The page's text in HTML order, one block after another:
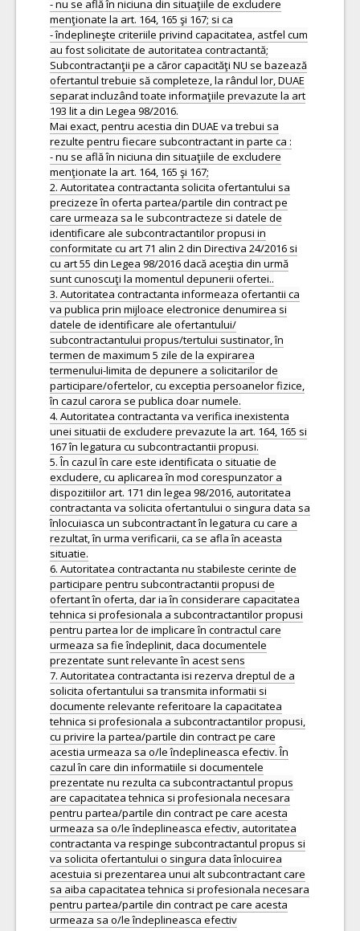
- nu se află în niciuna din situaţiile de excludere
menţionate la art. 164, 165 şi 167; si ca
- îndeplineşte criteriile privind capacitatea, astfel cum
au fost solicitate de autoritatea contractantă;
Subcontractanţii pe a căror capacităţi NU se bazează
ofertantul trebuie să completeze, la rândul lor, DUAE
separat incluzând toate informaţiile prevazute la art
193 lit a din Legea 98/2016.
Mai exact, pentru acestia din DUAE va trebui sa
rezulte pentru fiecare subcontractant in parte ca :
- nu se află în niciuna din situaţiile de excludere
menţionate la art. 164, 165 şi 167;
2. Autoritatea contractanta solicita ofertantului sa
precizeze în oferta partea/partile din contract pe
care urmeaza sa le subcontracteze si datele de
identificare ale subcontractantilor propusi in
conformitate cu art 71 alin 2 din Directiva 24/2016 si
cu art 55 din Legea 98/2016 dacă aceştia din urmă
sunt cunoscuţi la momentul depunerii ofertei..
3. Autoritatea contractanta informeaza ofertantii ca
va publica prin mijloace electronice denumirea si
datele de identificare ale ofertantului/
subcontractantului propus/tertului sustinator, în
termen de maximum 5 zile de la expirarea
termenului-limita de depunere a solicitarilor de
participare/ofertelor, cu exceptia persoanelor fizice,
în cazul carora se publica doar numele.
4. Autoritatea contractanta va verifica inexistenta
unei situatii de excludere prevazute la art. 164, 165 si
167 în legatura cu subcontractantii propusi.
5. În cazul în care este identificata o situatie de
excludere, cu aplicarea în mod corespunzator a
dispozitiilor art. 171 din legea 98/2016, autoritatea
contractanta va solicita ofertantului o singura data sa
înlocuiasca un subcontractant în legatura cu care a
rezultat, în urma verificarii, ca se afla în aceasta
situatie.
6. Autoritatea contractanta nu stabileste cerinte de
participare pentru subcontractantii propusi de
ofertant în oferta, dar ia în considerare capacitatea
tehnica si profesionala a subcontractantilor propusi
pentru partea lor de implicare în contractul care
urmeaza sa fie îndeplinit, daca documentele
prezentate sunt relevante în acest sens
7. Autoritatea contractanta isi rezerva dreptul de a
solicita ofertantului sa transmita informatii si
documente relevante referitoare la capacitatea
tehnica si profesionala a subcontractantilor propusi,
cu privire la partea/partile din contract pe care
acestia urmeaza sa o/le îndeplineasca efectiv. În
cazul în care din informatiile si documentele
prezentate nu rezulta ca subcontractantul propus
are capacitatea tehnica si profesionala necesara
pentru partea/partile din contract pe care acesta
urmeaza sa o/le îndeplineasca efectiv, autoritatea
contractanta va respinge subcontractantul propus si
va solicita ofertantului o singura data înlocuirea
acestuia si prezentarea unui alt subcontractant care
sa aiba capacitatea tehnica si profesionala necesara
pentru partea/partile din contract pe care acesta
urmeaza sa o/le îndeplineasca efectiv